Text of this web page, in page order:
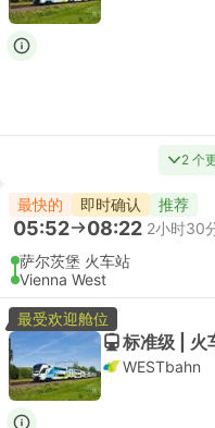
2 个
最快的 即时确认 推荐
05:52 08:22 2小时30
萨尔茨堡 火车站
Vienna West
最受欢迎舱位
标准级 | 火
WESTbahn